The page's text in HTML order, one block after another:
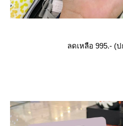
ลดเหลือ 995.- (